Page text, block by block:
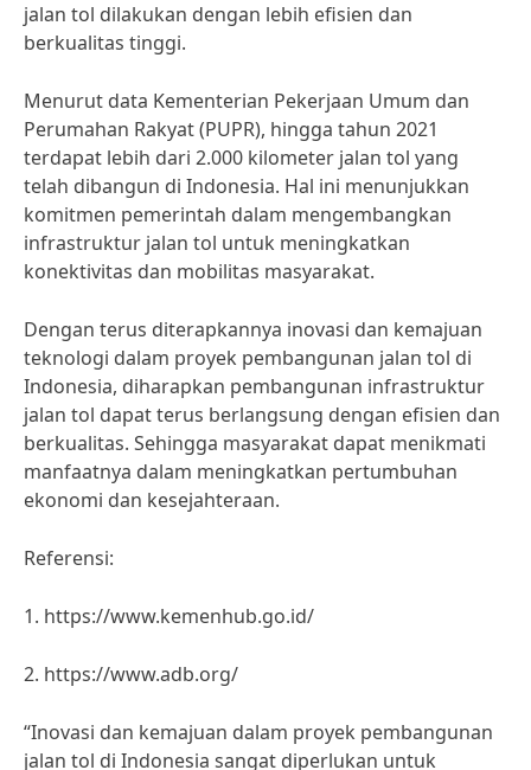
jalan tol dilakukan dengan lebih efisien dan
berkualitas tinggi.
Menurut data Kementerian Pekerjaan Umum dan
Perumahan Rakyat (PUPR), hingga tahun 2021
terdapat lebih dari 2.000 kilometer jalan tol yang
telah dibangun di Indonesia. Hal ini menunjukkan
komitmen pemerintah dalam mengembangkan
infrastruktur jalan tol untuk meningkatkan
konektivitas dan mobilitas masyarakat.
Dengan terus diterapkannya inovasi dan kemajuan
teknologi dalam proyek pembangunan jalan tol di
Indonesia, diharapkan pembangunan infrastruktur
jalan tol dapat terus berlangsung dengan efisien dan
berkualitas. Sehingga masyarakat dapat menikmati
manfaatnya dalam meningkatkan pertumbuhan
ekonomi dan kesejahteraan.
Referensi:
1. https://www.kemenhub.go.id/
2. https://www.adb.org/
“Inovasi dan kemajuan dalam proyek pembangunan
jalan tol di Indonesia sangat diperlukan untuk